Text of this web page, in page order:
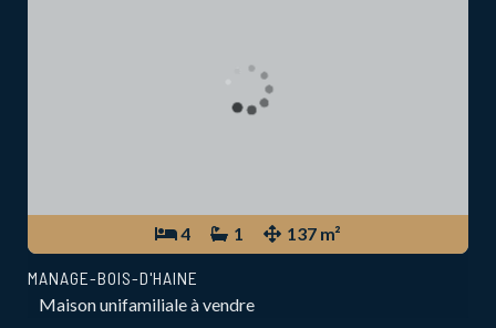
4 1 137 m²
MANAGE-BOIS-D'HAINE
Maison unifamiliale à vendre